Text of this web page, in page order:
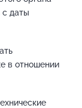
даты
в отношении